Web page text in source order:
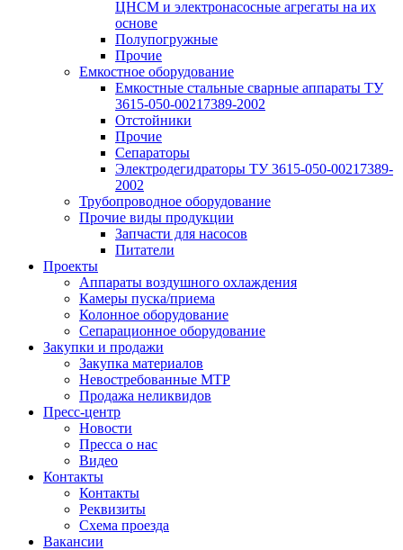
ЦНСМ и электронасосные агрегаты на их
основе
Полупогружные
Прочие
Емкостное оборудование
Емкостные стальные сварные аппараты ТУ
3615-050-00217389-2002
Отстойники
Прочие
Сепараторы
Электродегидраторы ТУ 3615-050-00217389-
2002
Трубопроводное оборудование
Прочие виды продукции
Запчасти для насосов
Питатели
Проекты
Аппараты воздушного охлаждения
Камеры пуска/приема
Колонное оборудование
Сепарационное оборудование
Закупки и продажи
Закупка материалов
Невостребованные МТР
Продажа неликвидов
Пресс-центр
Новости
Пресса о нас
Видео
Контакты
Контакты
Реквизиты
Схема проезда
Вакансии